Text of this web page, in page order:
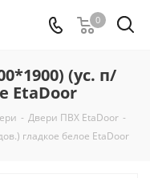
0
(ус. п/
EtaDoor
- Двери ПВХ EtaDoor -
гладкое белое EtaDoor